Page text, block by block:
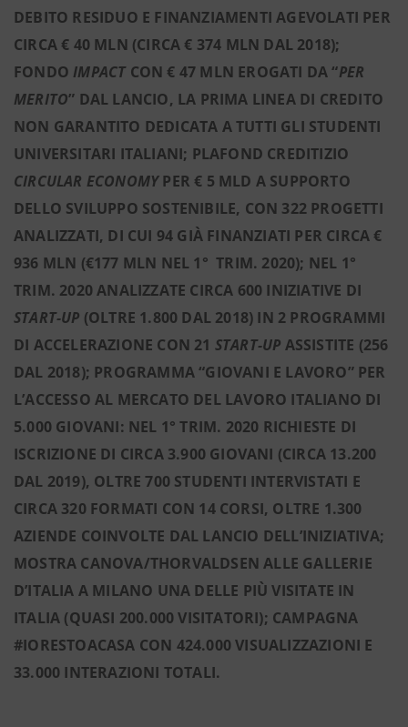
DEBITO RESIDUO E FINANZIAMENTI AGEVOLATI PER
CIRCA € 40 MLN (CIRCA € 374 MLN DAL 2018);
FONDO IMPACT CON € 47 MLN EROGATI DA “PER
MERITO” DAL LANCIO, LA PRIMA LINEA DI CREDITO
NON GARANTITO DEDICATA A TUTTI GLI STUDENTI
UNIVERSITARI ITALIANI; PLAFOND CREDITIZIO
CIRCULAR ECONOMYPER € 5 MLD A SUPPORTO
DELLO SVILUPPO SOSTENIBILE, CON 322 PROGETTI
ANALIZZATI, DI CUI 94 GIÀ FINANZIATI PER CIRCA €
936 MLN (€177 MLN NEL 1° TRIM. 2020); NEL 1°
TRIM. 2020 ANALIZZATE CIRCA 600 INIZIATIVE DI
START-UP (OLTRE 1.800 DAL 2018) IN 2 PROGRAMMI
DI ACCELERAZIONE CON 21 START-UP ASSISTITE (256
DAL 2018); PROGRAMMA “GIOVANI E LAVORO” PER
L’ACCESSO AL MERCATO DEL LAVORO ITALIANO DI
5.000 GIOVANI: NEL 1° TRIM. 2020 RICHIESTE DI
ISCRIZIONE DI CIRCA 3.900 GIOVANI (CIRCA 13.200
DAL 2019), OLTRE 700 STUDENTI INTERVISTATI E
CIRCA 320 FORMATI CON 14 CORSI, OLTRE 1.300
AZIENDE COINVOLTE DAL LANCIO DELL’INIZIATIVA;
MOSTRA CANOVA/THORVALDSEN ALLE GALLERIE
D’ITALIA A MILANO UNA DELLE PIÙ VISITATE IN
ITALIA (QUASI 200.000 VISITATORI); CAMPAGNA
#IORESTOACASA CON 424.000 VISUALIZZAZIONI E
33.000 INTERAZIONI TOTALI.